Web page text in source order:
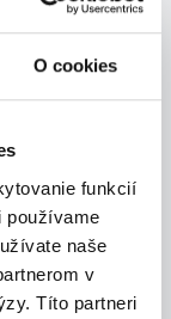
O cookies
funkcií
používame
naše
v
Títo partneri